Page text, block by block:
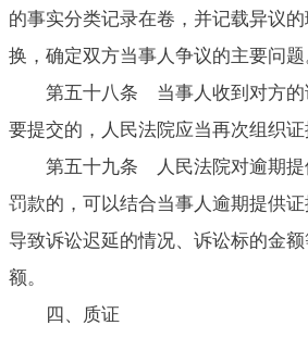
的事实分类记录在卷，并记载异议
换，确定双方当事人争议的主要问题
第五十八条 当事人收到对方的
要提交的，人民法院应当再次组织证
第五十九条 人民法院对逾期提
罚款的，可以结合当事人逾期提供证
导致诉讼迟延的情况、诉讼标的金
额。
四、质证